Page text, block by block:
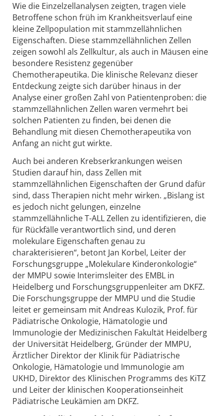
Wie die Einzelzellanalysen zeigten, tragen viele
Betroffene schon früh im Krankheitsverlauf eine
kleine Zellpopulation mit stammzellähnlichen
Eigenschaften. Diese stammzellähnlichen Zellen
zeigen sowohl als Zellkultur, als auch in Mäusen eine
besondere Resistenz gegenüber
Chemotherapeutika. Die klinische Relevanz dieser
Entdeckung zeigte sich darüber hinaus in der
Analyse einer großen Zahl von Patientenproben: die
stammzellähnlichen Zellen waren vermehrt bei
solchen Patienten zu finden, bei denen die
Behandlung mit diesen Chemotherapeutika von
Anfang an nicht gut wirkte.
Auch bei anderen Krebserkrankungen weisen
Studien darauf hin, dass Zellen mit
stammzellähnlichen Eigenschaften der Grund dafür
sind, dass Therapien nicht mehr wirken. „Bislang ist
es jedoch nicht gelungen, einzelne
stammzellähnliche T-ALL Zellen zu identifizieren, die
für Rückfälle verantwortlich sind, und deren
molekulare Eigenschaften genau zu
charakterisieren“, betont Jan Korbel, Leiter der
Forschungsgruppe „Molekulare Kinderonkologie“
der MMPU sowie Interimsleiter des EMBL in
Heidelberg und Forschungsgruppenleiter am DKFZ.
Die Forschungsgruppe der MMPU und die Studie
leitet er gemeinsam mit Andreas Kulozik, Prof. für
Pädiatrische Onkologie, Hämatologie und
Immunologie der Medizinischen Fakultät Heidelberg
der Universität Heidelberg, Gründer der MMPU,
Ärztlicher Direktor der Klinik für Pädiatrische
Onkologie, Hämatologie und Immunologie am
UKHD, Direktor des Klinischen Programms des KiTZ
und Leiter der klinischen Kooperationseinheit
Pädiatrische Leukämien am DKFZ.